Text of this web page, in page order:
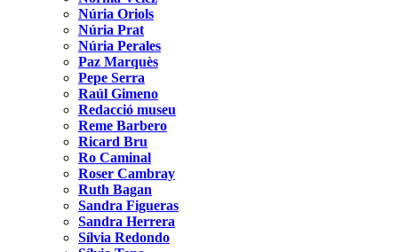
Núria Oriols
Núria Prat
Núria Perales
Paz Marquès
Pepe Serra
Raúl Gimeno
Redacció museu
Reme Barbero
Ricard Bru
Ro Caminal
Roser Cambray
Ruth Bagan
Sandra Figueras
Sandra Herrera
Sílvia Redondo